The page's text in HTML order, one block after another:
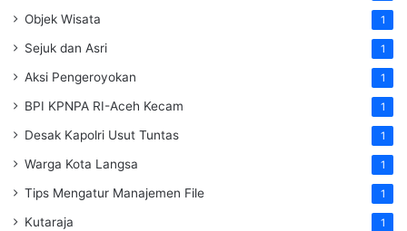
Objek Wisata 1
Sejuk dan Asri 1
Aksi Pengeroyokan 1
BPI KPNPA RI-Aceh Kecam 1
Desak Kapolri Usut Tuntas 1
Warga Kota Langsa 1
Tips Mengatur Manajemen File 1
Kutaraja 1